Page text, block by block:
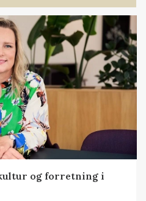
og forretning i